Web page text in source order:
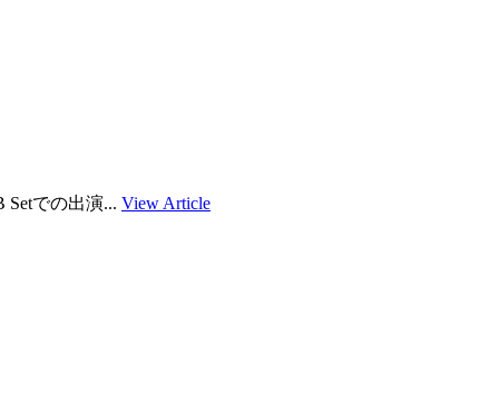
Setでの出演... View Article